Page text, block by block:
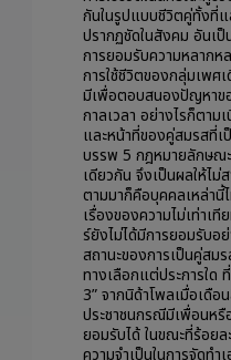
กันในรูปแบบชีวิตคู่ทั้งที่
ปรากฏชัดในสังคม อันเ
การยอมรับความหลากห
การใช้ชีวิตของกลุ่มเพศ
มีเพื่อตอบสนองปัญหาข
กาลเวลา อย่างไรก็ตาม
และหน้าที่ของคู่สมรสที่
บรรพ 5 กฎหมายลักษณ
เดียวกัน จึงเป็นผลให้ไ
ตามมาก็คือบุคคลเหล่านี้
เรื่องของความไม่เท่าเ
ร์ยังไม่ได้มีการยอมรับอ
สถานะของการเป็นคู่ส
ทางเลือกแต่ประการใด
3” จากนิด้าโพลเมื่อเดื
ประชาชนกรณีมีเพื่อนหรื
ยอมรับได้ ในขณะที่ร้อย
ความจำเป็นในการจัดท